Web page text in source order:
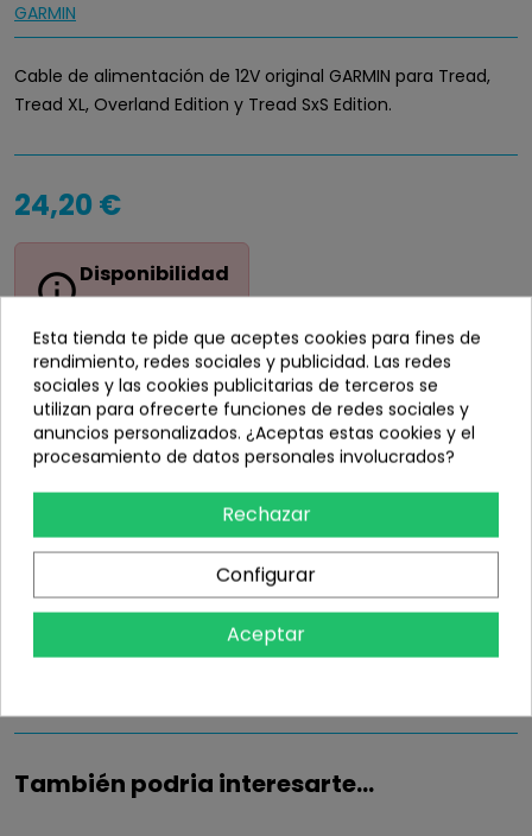
GARMIN
Cable de alimentación de 12V original GARMIN para Tread,
Tread XL, Overland Edition y Tread SxS Edition.
24,20 €
info_outlineDisponibilidad
Añadir
shareCompartir
Información
Detalles del producto
También podria interesarte...
Esta tienda te pide que aceptes cookies para fines de
rendimiento, redes sociales y publicidad. Las redes
sociales y las cookies publicitarias de terceros se
utilizan para ofrecerte funciones de redes sociales y
anuncios personalizados. ¿Aceptas estas cookies y el
procesamiento de datos personales involucrados?
Rechazar
Configurar
Aceptar